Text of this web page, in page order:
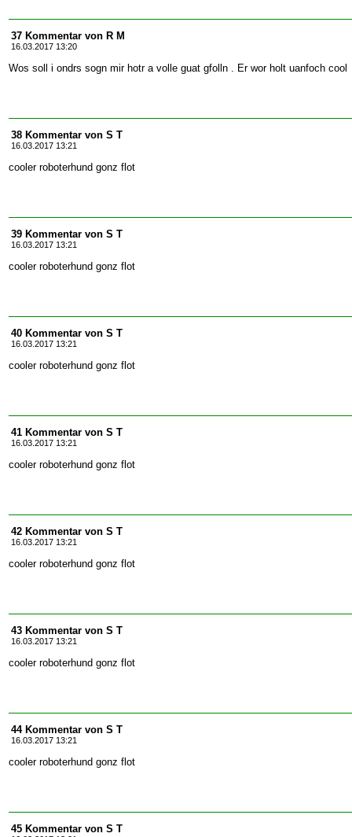
37 Kommentar von R M
16.03.2017 13:20
Wos soll i ondrs sogn mir hotr a volle guat gfolln . Er wor holt uanfoch cool
38 Kommentar von S T
16.03.2017 13:21
cooler roboterhund gonz flot
39 Kommentar von S T
16.03.2017 13:21
cooler roboterhund gonz flot
40 Kommentar von S T
16.03.2017 13:21
cooler roboterhund gonz flot
41 Kommentar von S T
16.03.2017 13:21
cooler roboterhund gonz flot
42 Kommentar von S T
16.03.2017 13:21
cooler roboterhund gonz flot
43 Kommentar von S T
16.03.2017 13:21
cooler roboterhund gonz flot
44 Kommentar von S T
16.03.2017 13:21
cooler roboterhund gonz flot
45 Kommentar von S T